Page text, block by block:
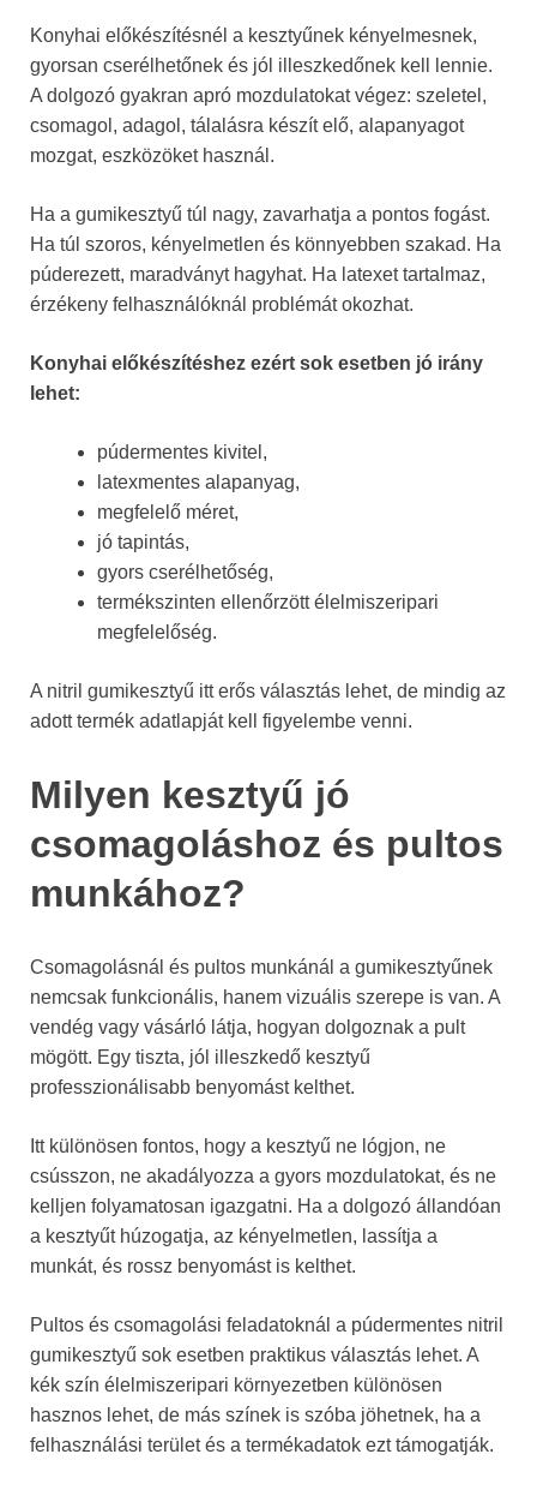
Konyhai előkészítésnél a kesztyűnek kényelmesnek,
gyorsan cserélhetőnek és jól illeszkedőnek kell lennie.
A dolgozó gyakran apró mozdulatokat végez: szeletel,
csomagol, adagol, tálalásra készít elő, alapanyagot
mozgat, eszközöket használ.
Ha a gumikesztyű túl nagy, zavarhatja a pontos fogást.
Ha túl szoros, kényelmetlen és könnyebben szakad. Ha
púderezett, maradványt hagyhat. Ha latexet tartalmaz,
érzékeny felhasználóknál problémát okozhat.
Konyhai előkészítéshez ezért sok esetben jó irány
lehet:
púdermentes kivitel,
latexmentes alapanyag,
megfelelő méret,
jó tapintás,
gyors cserélhetőség,
termékszinten ellenőrzött élelmiszeripari
megfelelőség.
A nitril gumikesztyű itt erős választás lehet, de mindig az
adott termék adatlapját kell figyelembe venni.
Milyen kesztyű jó
csomagoláshoz és pultos
munkához?
Csomagolásnál és pultos munkánál a gumikesztyűnek
nemcsak funkcionális, hanem vizuális szerepe is van. A
vendég vagy vásárló látja, hogyan dolgoznak a pult
mögött. Egy tiszta, jól illeszkedő kesztyű
professzionálisabb benyomást kelthet.
Itt különösen fontos, hogy a kesztyű ne lógjon, ne
csússzon, ne akadályozza a gyors mozdulatokat, és ne
kelljen folyamatosan igazgatni. Ha a dolgozó állandóan
a kesztyűt húzogatja, az kényelmetlen, lassítja a
munkát, és rossz benyomást is kelthet.
Pultos és csomagolási feladatoknál a púdermentes nitril
gumikesztyű sok esetben praktikus választás lehet. A
kék szín élelmiszeripari környezetben különösen
hasznos lehet, de más színek is szóba jöhetnek, ha a
felhasználási terület és a termékadatok ezt támogatják.